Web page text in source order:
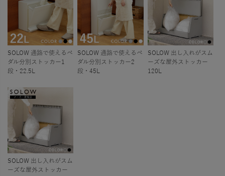
SOLOW 通路で使えるペ
ダル分別ストッカー1
段・22.5L
SOLOW 通路で使えるペ
ダル分別ストッカー2
段・45L
SOLOW 出し入れがスム
ーズな屋外ストッカー
120L
SOLOW 出し入れがスム
ーズな屋外ストッカー